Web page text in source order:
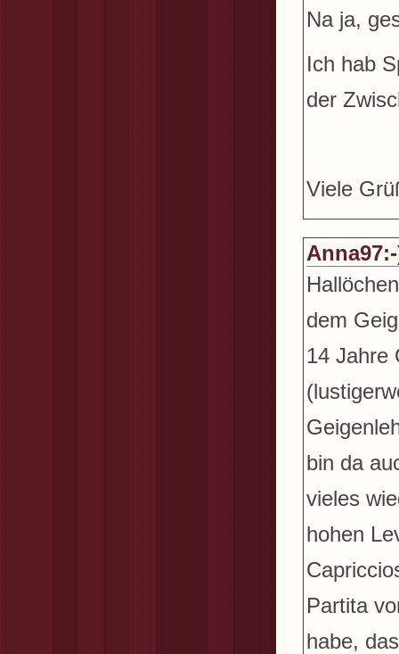
Na ja,
Ich hab
der
Viele
dem
14 Jahre
bin da
vieles
hohen
Partita
habe,